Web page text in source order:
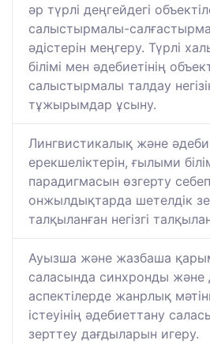
әр түрлі деңгейдегі
салыстырмалы-
әдістерін меңгеру. Түрлі
білімі мен әдебиетінің
салыстырмалы талдау
тұжырымдар ұсыну.
Лингвистикалық және
ерекшеліктерін, ғылыми
парадигмасын өзгерту
онжылдықтарда шетелдік
талқыланған негізгі
Ауызша және жазбаша
саласында синхронды және
аспектілерде жанрлық
істеуінің әдебиеттану
зерттеу дағдыларын игеру.